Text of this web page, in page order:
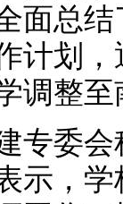
面总
计划
调整
委会
示，